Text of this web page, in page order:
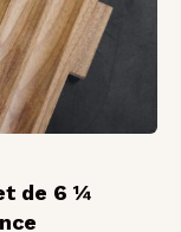
de 6 ¼